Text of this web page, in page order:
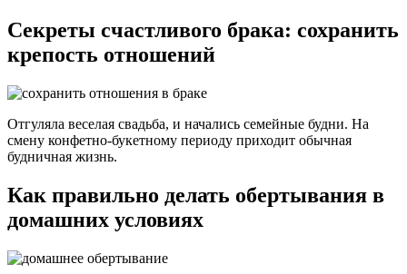
Секреты счастливого брака: сохранить
крепость отношений
Отгуляла веселая свадьба, и начались семейные будни. На
смену конфетно-букетному периоду приходит обычная
будничная жизнь.
Как правильно делать обертывания в
домашних условиях